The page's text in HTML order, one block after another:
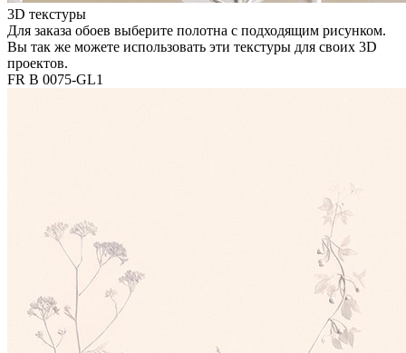
3D текстуры
Для заказа обоев выберите полотна с подходящим рисунком.
Вы так же можете использовать эти текстуры для своих 3D
проектов.
FR B 0075-GL1